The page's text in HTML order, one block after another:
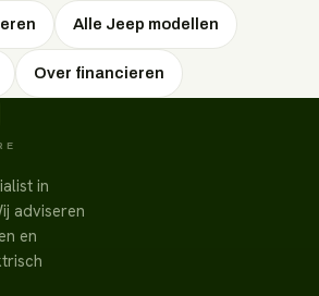
Alle Jeep modellen
Over financieren
in
adviseren
en